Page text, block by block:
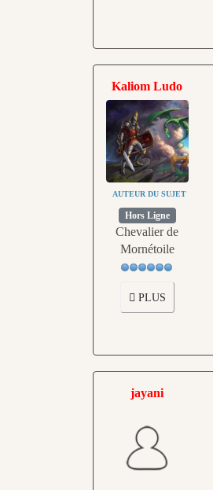
Kaliom Ludo
AUTEUR DU SUJET
Hors Ligne
Chevalier de
Mornétoile
PLUS
jayani